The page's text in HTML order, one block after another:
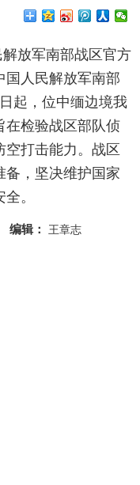
放军南部战区官方
国人民解放军南部
起，位中缅边境我
在检验战区部队侦
打击能力。战区
备，坚决维护国家
。
编辑： 王章志